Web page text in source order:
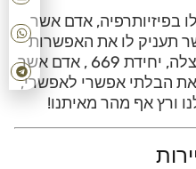
בפיזיותרפיה, אדם אשר
תעניק לו את האפשרות
להתגייס ליחידת החילוץ וההצלה, יחידת 669 , אדם אשר
הבלתי אפשרי לאפשרי,
ורץ אף מהר מאיתנו!